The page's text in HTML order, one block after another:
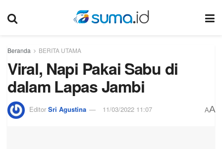
Beranda BERITA UTAMA
Viral, Napi Pakai Sabu di
dalam Lapas Jambi
Editor Sri Agustina 11/03/2022 11:07 AA